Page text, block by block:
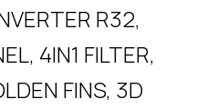
R32,
4IN1 FILTER,
FINS, 3D